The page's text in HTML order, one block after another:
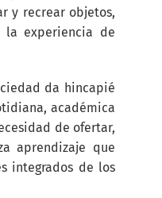
y recrear objetos,
la experiencia de
da hincapié
académica
de ofertar,
aprendizaje que
integrados de los